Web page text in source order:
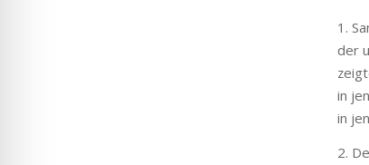
1.
der
in
in
2.